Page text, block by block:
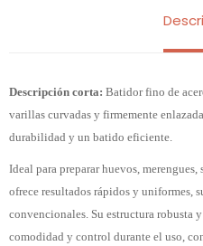
Descripción corta: Batidor fino de
varillas curvadas y firmemente
durabilidad y un batido eficiente.
Ideal para preparar huevos,
ofrece resultados rápidos y uniformes,
convencionales. Su estructura robusta
comodidad y control durante el uso,